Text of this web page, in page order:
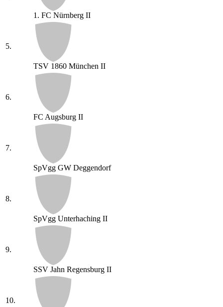
1. FC Nürnberg II
5.
TSV 1860 München II
6.
FC Augsburg II
7.
SpVgg GW Deggendorf
8.
SpVgg Unterhaching II
9.
SSV Jahn Regensburg II
10.